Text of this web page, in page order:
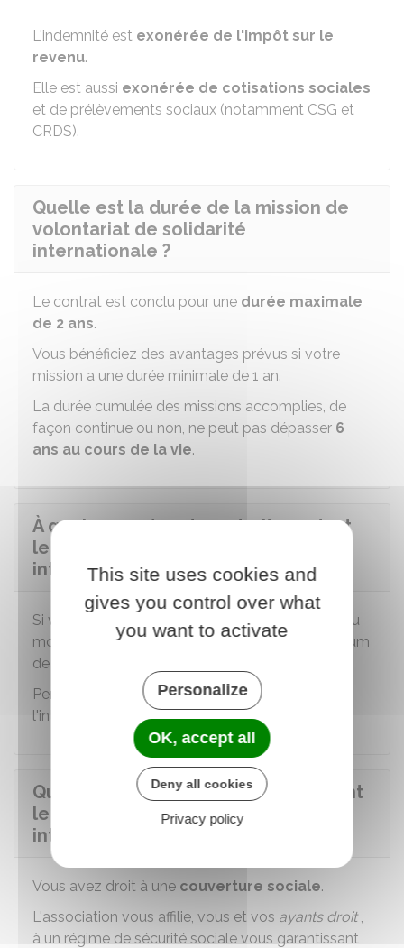
L'indemnité est exonérée de l'impôt sur le
revenu.
Elle est aussi exonérée de cotisations sociales
et de prélèvements sociaux (notamment CSG et
CRDS).
Quelle est la durée de la mission de
volontariat de solidarité
internationale ?
Le contrat est conclu pour une durée maximale
de 2 ans.
Vous bénéficiez des avantages prévus si votre
mission a une durée minimale de 1 an.
La durée cumulée des missions accomplies, de
façon continue ou non, ne peut pas dépasser 6
ans au cours de la vie.
À quels congés a-t-on droit pendant
le volontariat de solidarité
internationale ?
Si vous accomplissez une mission d'une durée au
moins égale à 6 mois, vous bénéficiez au minimum
de
Pendant la durée de vos congés, vous percevez
l'intégralité de votre indemnité.
Quels sont les droits sociaux pendant
le volontariat de solidarité
internationale ?
Vous avez droit à une couverture sociale.
L'association vous affilie, vous et vos ayants droit,
à un régime de sécurité sociale vous garantissant
This site uses cookies and
gives you control over what
you want to activate
Personalize
OK, accept all
Deny all cookies
Privacy policy